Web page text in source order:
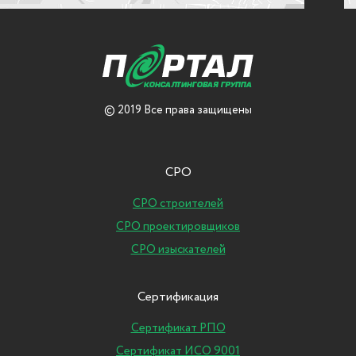
© 2019 Все права защищены
СРО
СРО строителей
СРО проектировщиков
СРО изыскателей
Сертификация
Сертификат РПО
Сертификат ИСО 9001